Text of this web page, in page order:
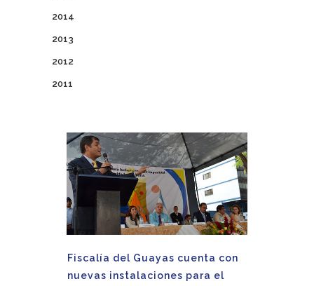
2014
2013
2012
2011
Fiscalía del Guayas cuenta con
nuevas instalaciones para el